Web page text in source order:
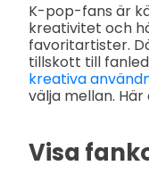
K-pop-fans är
kreativitet och
favoritartister.
tillskott till
kreativa
välja mellan. Här
Visa